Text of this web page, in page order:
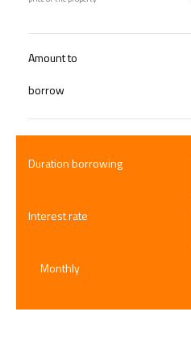
Amount to
borrow
Duration borrowing
Interest rate
Monthly